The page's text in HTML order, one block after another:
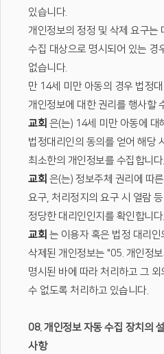
있습니다.
개인정보의 정정 및 삭제 요구는
수집 대상으로 명시되어 있는 경
없습니다.
만 14세 미만 아동의 경우 법정
개인정보에 대한 권리를 행사할
교회 은(는) 14세 미만 아동에 대
법정대리인의 동의를 얻어 해당
최소한의 개인정보를 수집합니다.
교회 은(는) 정보주체 권리에 따
요구, 처리정지의 요구 시 열람
정당한 대리인인지를 확인합니다.
교회 는 이용자 혹은 법정 대리
삭제된 개인정보는 "05. 개인정
명시된 바에 따라 처리하고 그
수 없도록 처리하고 있습니다.
08. 개인정보 자동 수집 장치의
사항